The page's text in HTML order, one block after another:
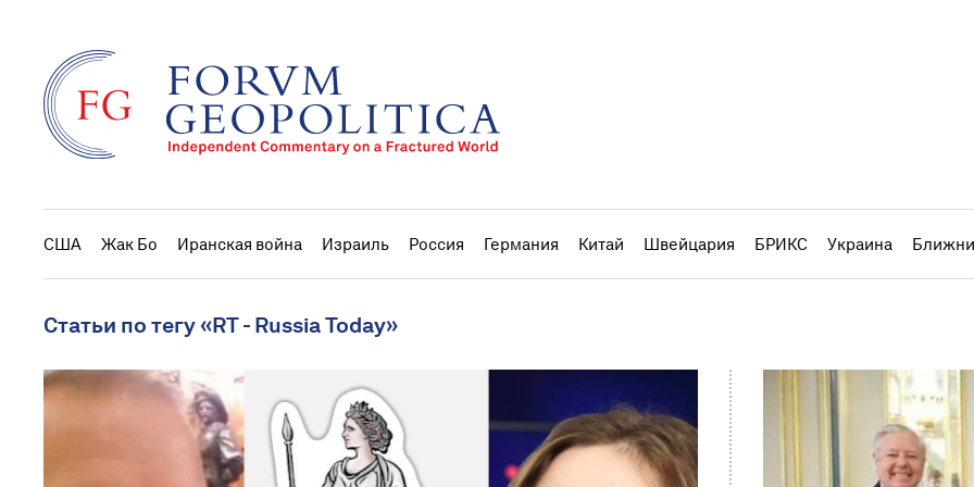
США Жак Бо Иранская война Израиль Россия Германия Китай Швейцария БРИКС Украина
Статьи по тегу «RT - Russia Today»